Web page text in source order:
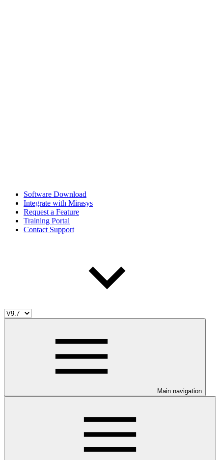
Software Download
Integrate with Mirasys
Request a Feature
Training Portal
Contact Support
Main navigation